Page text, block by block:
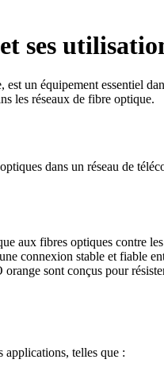
ses
un équipement essentiel
les réseaux de fibre optique.
dans un réseau de
aux fibres optiques contre
connexion stable et fiable
sont conçus pour
applications, telles que :